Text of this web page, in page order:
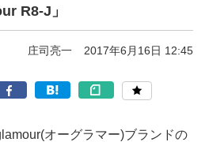
R8-J」
庄司亮一 2017年6月16日 12:45
オーグラマー)ブランドの